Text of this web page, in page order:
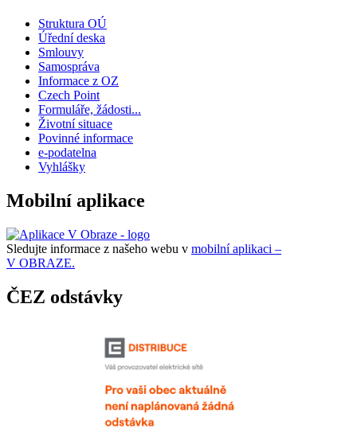
Struktura OÚ
Úřední deska
Smlouvy
Samospráva
Informace z OZ
Czech Point
Formuláře, žádosti...
Životní situace
Povinné informace
e-podatelna
Vyhlášky
Mobilní aplikace
Sledujte informace z našeho webu v mobilní aplikaci –
V OBRAZE.
ČEZ odstávky